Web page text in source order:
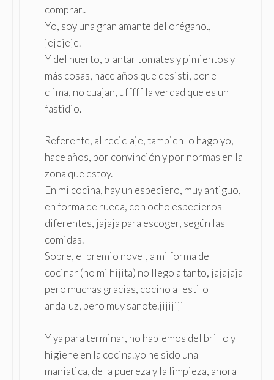
comprar..
Yo, soy una gran amante del orégano.,
jejejeje.
Y del huerto, plantar tomates y pimientos y
más cosas, hace años que desistí, por el
clima, no cuajan, ufffff la verdad que es un
fastidio.
Referente, al reciclaje, tambien lo hago yo,
hace años, por convinción y por normas en la
zona que estoy.
En mi cocina, hay un especiero, muy antiguo,
en forma de rueda, con ocho especieros
diferentes, jajaja para escoger, según las
comidas.
Sobre, el premio novel, a mi forma de
cocinar (no mi hijita) no llego a tanto, jajajaja
pero muchas gracias, cocino al estilo
andaluz, pero muy sanote.jijijiji
Y ya para terminar, no hablemos del brillo y
higiene en la cocina..yo he sido una
maniatica, de la puereza y la limpieza, ahora